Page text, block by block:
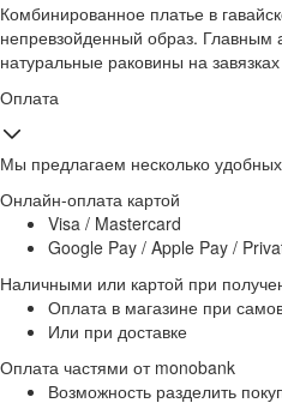
Комбинированное платье в
непревзойденный образ. Главным
натуральные раковины на завязках
Оплата
Мы предлагаем несколько
Онлайн-оплата картой
Visa / Mastercard
Google Pay / Apple Pay /
Наличными или картой при
Оплата в магазине при
Или при доставке
Оплата частями от monobank
Возможность разделить